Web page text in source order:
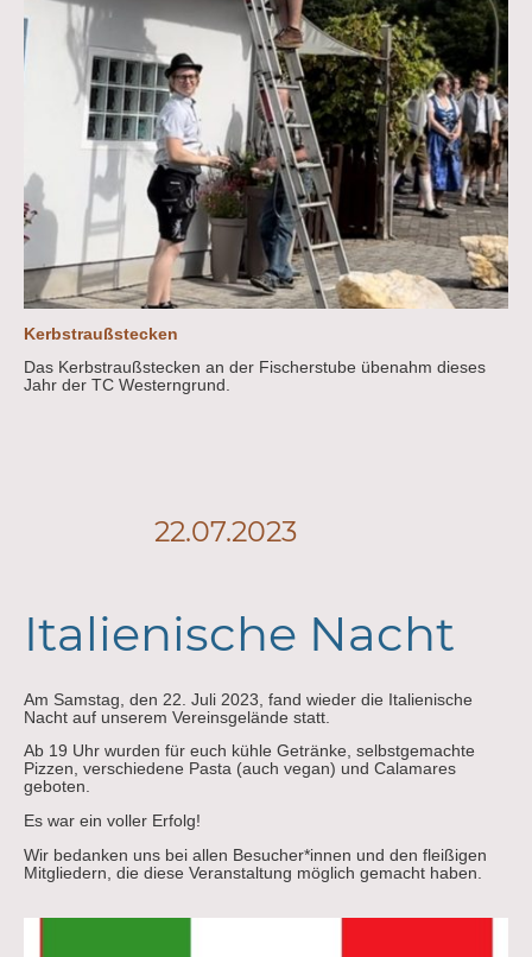
Kerbstraußstecken
Das Kerbstraußstecken an der Fischerstube übenahm dieses
Jahr der TC Westerngrund.
22.07.2023
Italienische Nacht
Am Samstag, den 22. Juli 2023, fand wieder die Italienische
Nacht auf unserem Vereinsgelände statt.
Ab 19 Uhr wurden für euch kühle Getränke, selbstgemachte
Pizzen, verschiedene Pasta (auch vegan) und Calamares
geboten.
Es war ein voller Erfolg!
Wir bedanken uns bei allen Besucher*innen und den fleißigen
Mitgliedern, die diese Veranstaltung möglich gemacht haben.